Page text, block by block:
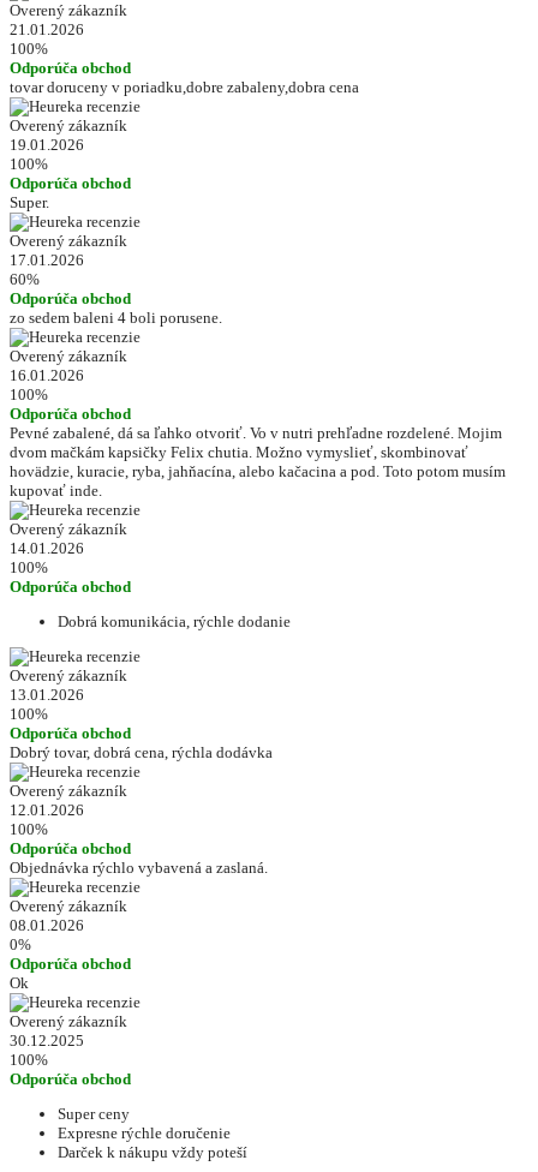
Overený zákazník
21.01.2026
100%
Odporúča obchod
tovar doruceny v poriadku,dobre zabaleny,dobra cena
Overený zákazník
19.01.2026
100%
Odporúča obchod
Super.
Overený zákazník
17.01.2026
60%
Odporúča obchod
zo sedem baleni 4 boli porusene.
Overený zákazník
16.01.2026
100%
Odporúča obchod
Pevné zabalené, dá sa ľahko otvoriť. Vo v nutri prehľadne rozdelené. Mojim
dvom mačkám kapsičky Felix chutia. Možno vymyslieť, skombinovať
hovädzie, kuracie, ryba, jahňacína, alebo kačacina a pod. Toto potom musím
kupovať inde.
Overený zákazník
14.01.2026
100%
Odporúča obchod
Dobrá komunikácia, rýchle dodanie
Overený zákazník
13.01.2026
100%
Odporúča obchod
Dobrý tovar, dobrá cena, rýchla dodávka
Overený zákazník
12.01.2026
100%
Odporúča obchod
Objednávka rýchlo vybavená a zaslaná.
Overený zákazník
08.01.2026
0%
Odporúča obchod
Ok
Overený zákazník
30.12.2025
100%
Odporúča obchod
Super ceny
Expresne rýchle doručenie
Darček k nákupu vždy poteší